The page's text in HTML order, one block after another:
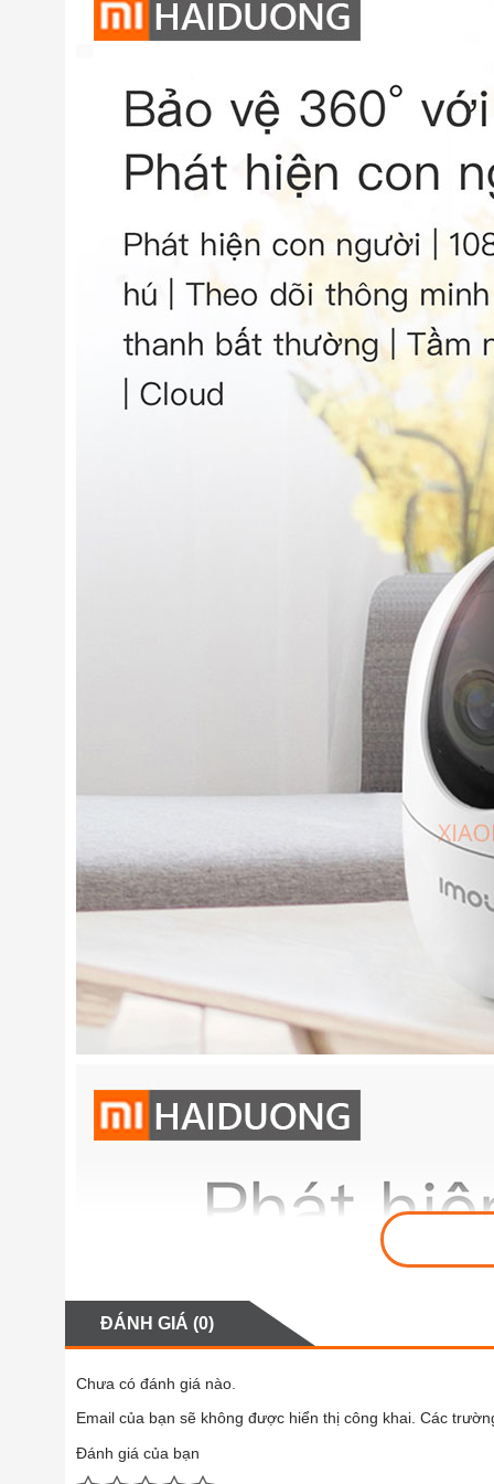
ĐÁNH GIÁ (0)
Chưa có đánh giá nào.
Email của bạn sẽ không được hiển thị công khai. Các
Đánh giá của bạn